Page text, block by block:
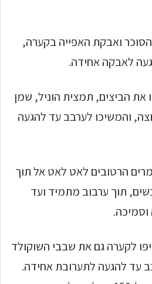
ואבקת האפייה בקערה,
לאבקה אחידה.
את הביצים, תמצית הוניל, שמן
והמשיכו לערבב עד להגעה
הרטובים לאט לאט אל תוך
תוך ערבוב מתמיד ועד
לקערה גם את שבבי השוקולד
עד להגעה לתערובת אחידה.